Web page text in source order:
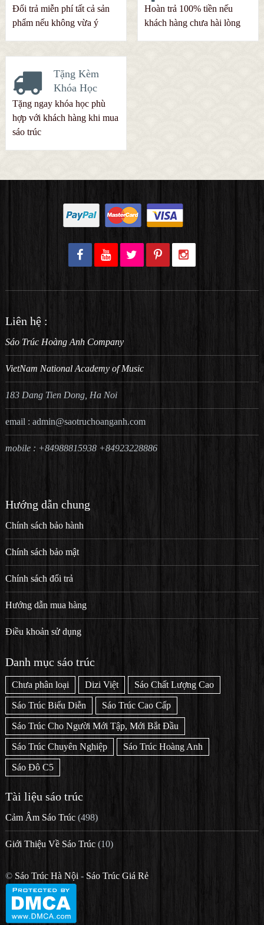
Đổi trả miễn phí tất cả sản
phẩm nếu không vừa ý
Hoàn trả 100% tiền nếu
khách hàng chưa hài lòng
Tặng Kèm
Khóa Học
Tặng ngay khóa học phù
hợp với khách hàng khi mua
sáo trúc
Liên hệ :
Sáo Trúc Hoàng Anh Company
VietNam National Academy of Music
183 Dang Tien Dong, Ha Noi
email : admin@saotruchoanganh.com
mobile : +84988815938 +84923228886
Hướng dẫn chung
Chính sách bảo hành
Chính sách bảo mật
Chính sách đổi trả
Hướng dẫn mua hàng
Điều khoản sử dụng
Danh mục sáo trúc
Chưa phân loại Dizi Việt Sáo Chất Lượng Cao
Sáo Trúc Biểu Diễn Sáo Trúc Cao Cấp
Sáo Trúc Cho Người Mới Tập, Mới Bắt Đầu
Sáo Trúc Chuyên Nghiệp Sáo Trúc Hoàng Anh
Sáo Đô C5
Tài liệu sáo trúc
Cảm Âm Sáo Trúc(498)
Giới Thiệu Về Sáo Trúc(10)
© Sáo Trúc Hà Nội - Sáo Trúc Giá Rẻ